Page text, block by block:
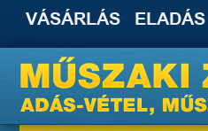
VÁSÁRLÁS ELADÁS